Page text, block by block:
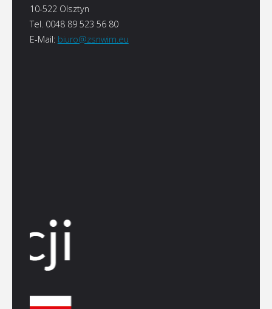
10-522 Olsztyn
Tel. 0048 89 523 56 80
E-Mail: biuro@zsnwim.eu
©2022 Związek Stowarzyszeń Niemieckich Warmii i Mazur